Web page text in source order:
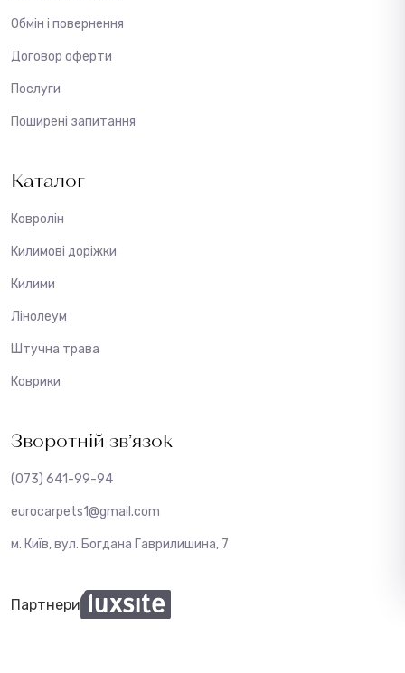
Обмін і повернення
Договор оферти
Послуги
Поширені запитання
Каталог
Ковролін
Килимові доріжки
Килими
Лінолеум
Штучна трава
Коврики
Зворотній зв’язок
(073) 641-99-94
eurocarpets1@gmail.com
м. Київ, вул. Богдана Гаврилишина, 7
Партнери